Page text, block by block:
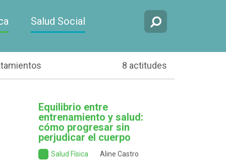
Salud Social
8 actitudes
Equilibrio entre
entrenamiento y salud:
cómo progresar sin
perjudicar el cuerpo
Salud Física Aline Castro